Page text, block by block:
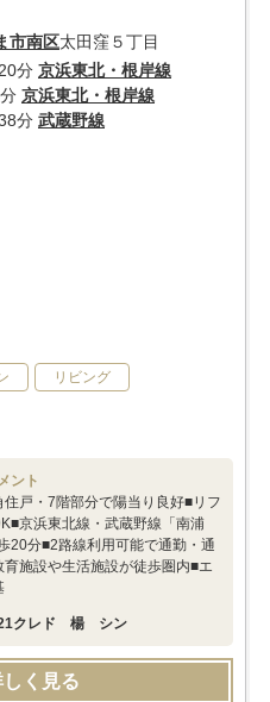
市南区太田窪５丁目
分 京浜東北・根岸線
京浜東北・根岸線
分 武蔵野線
リビング
ント
戸・7階部分で陽当り良好■リフ
京浜東北線・武蔵野線「南浦
20分■2路線利用可能で通勤・通
施設や生活施設が徒歩圏内■エ
21クレド 楊 シン
く見る